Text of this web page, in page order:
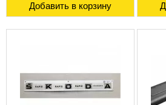
Добавить в корзину